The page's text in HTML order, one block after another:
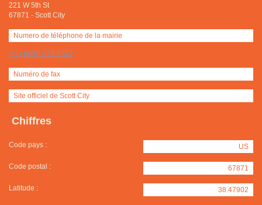
221 W 5th St
67871 - Scott City
Numero de téléphone de la mairie
+(1) (620) 872-5322
Numéro de fax
Site officiel de Scott City
Chiffres
Code pays : US
Code postal : 67871
Latitude : 38.47902